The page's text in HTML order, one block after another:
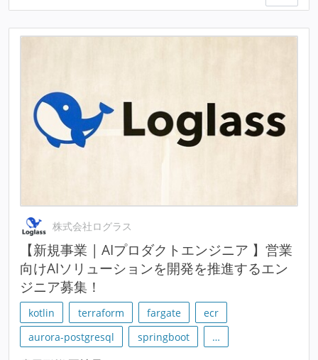
株式会社ログラス
【新規事業 | AIプロダクトエンジニア 】営業
向けAIソリューションを開発を推進するエン
ジニア募集！
kotlin terraform fargate
ecr
aurora-postgresql
springboot …